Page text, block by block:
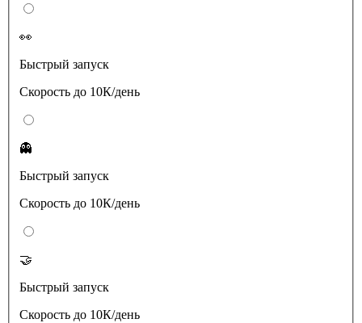
👀
Быстрый запуск
Скорость до 10К/день
👻
Быстрый запуск
Скорость до 10К/день
🤝
Быстрый запуск
Скорость до 10К/день